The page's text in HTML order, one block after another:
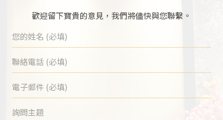
歡迎留下寶貴的意見，我們將儘快與您聯繫。